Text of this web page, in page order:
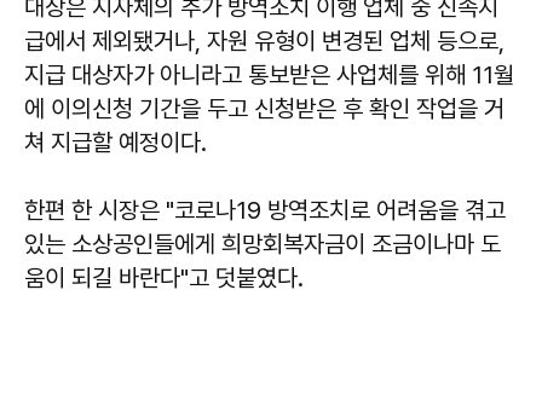
대상은 지자체의 추가 방역조치 이행 업체 중 신속지
급에서 제외됐거나, 자원 유형이 변경된 업체 등으로,
지급 대상자가 아니라고 통보받은 사업체를 위해 11월
에 이의신청 기간을 두고 신청받은 후 확인 작업을 거
쳐 지급할 예정이다.
한편 한 시장은 "코로나19 방역조치로 어려움을 겪고
있는 소상공인들에게 희망회복자금이 조금이나마 도
움이 되길 바란다"고 덧붙였다.